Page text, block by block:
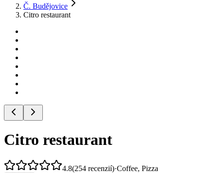
Č. Budějovice
Citro restaurant
Citro restaurant
4.8(254 recenzií)·Coffee, Pizza